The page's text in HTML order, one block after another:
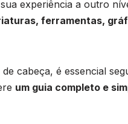
experiência a outro
ferramentas,
cabeça, é essencial
um guia completo e